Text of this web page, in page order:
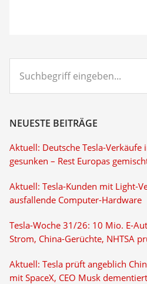
eingeben...
NEUESTE BEITRÄGE
Aktuell: Deutsche Tesla-
gesunken – Rest Europas
Aktuell: Tesla-Kunden mit Light-
ausfallende Computer-Hardware
Tesla-Woche 31/26: 10 Mio. E-
Strom, China-Gerüchte, NHTSA
Aktuell: Tesla prüft angeblich
mit SpaceX, CEO Musk dementiert